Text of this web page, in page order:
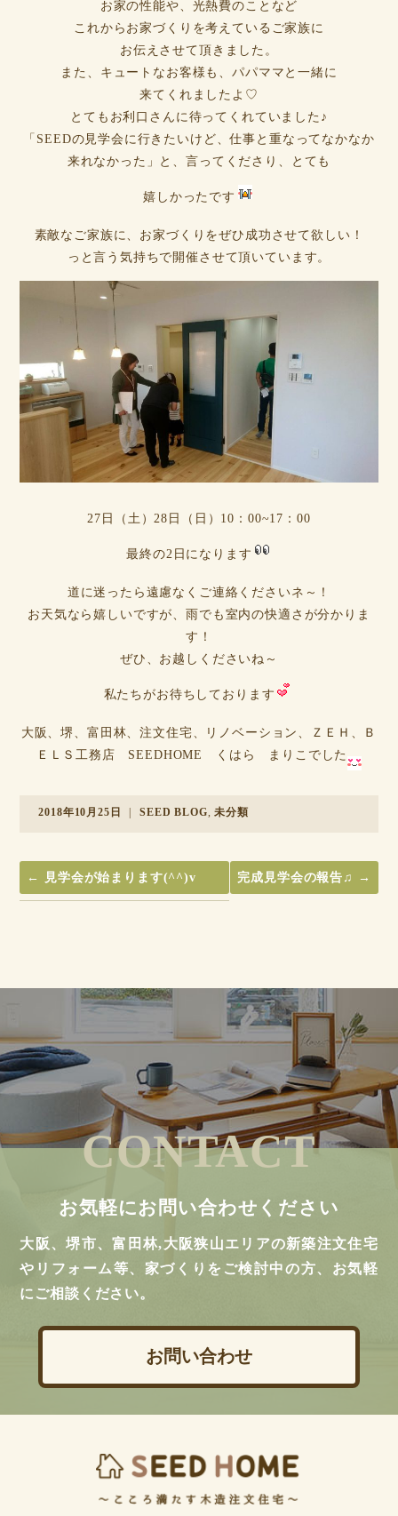
お家の性能や、光熱費のことなど
これからお家づくりを考えているご家族に
お伝えさせて頂きました。
また、キュートなお客様も、パパママと一緒に
来てくれましたよ♡
とてもお利口さんに待ってくれていました♪
「SEEDの見学会に行きたいけど、仕事と重なってなかなか
来れなかった」と、言ってくださり、とても
嬉しかったです
素敵なご家族に、お家づくりをぜひ成功させて欲しい！
っと言う気持ちで開催させて頂いています。
27日（土）28日（日）10：00~17：00
最終の2日になります
道に迷ったら遠慮なくご連絡くださいネ～！
お天気なら嬉しいですが、雨でも室内の快適さが分かりま
す！
ぜひ、お越しくださいね～
私たちがお待ちしております
大阪、堺、富田林、注文住宅、リノベーション、ＺＥＨ、Ｂ
ＥＬＳ工務店 SEEDHOME くはら まりこでした
2018年10月25日 | SEED BLOG ,未分類
← 見学会が始まります(^^)v 完成見学会の報告♫ →
CONTACT
お気軽にお問い合わせください
大阪、堺市、富田林,大阪狭山エリアの新築注文住宅
やリフォーム等、家づくりをご検討中の方、お気軽
にご相談ください。
お問い合わせ